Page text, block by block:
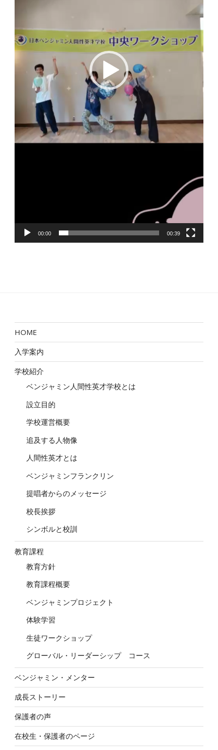
00:00 00:39
HOME
入学案内
学校紹介
ベンジャミン人間性英才学校とは
設立目的
学校運営概要
追及する人物像
人間性英才とは
ベンジャミンフランクリン
提唱者からのメッセージ
校長挨拶
シンボルと校訓
教育課程
教育方針
教育課程概要
ベンジャミンプロジェクト
体験学習
生徒ワークショップ
グローバル・リーダーシップ コース
ベンジャミン・メンター
成長ストーリー
保護者の声
在校生・保護者のページ